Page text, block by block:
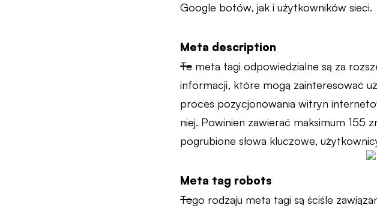
Google botów, jak i użytkowników sieci.
Meta description
Te meta tagi odpowiedzialne są za
informacji, które mogą zainteresować
proces pozycjonowania witryn
niej. Powinien zawierać maksimum 155
pogrubione słowa kluczowe,
Meta tag robots
Tego rodzaju meta tagi są ściśle